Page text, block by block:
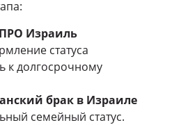
Израиль
статуса
к долгосрочному
брак в Израиле
семейный статус.